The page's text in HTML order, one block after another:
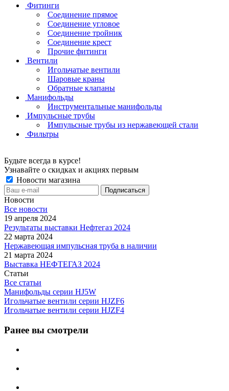
Фитинги
Соединение прямое
Соединение угловое
Соединение тройник
Соединение крест
Прочие фитинги
Вентили
Игольчатые вентили
Шаровые краны
Обратные клапаны
Манифольды
Инструментальные манифольды
Импульсные трубы
Импульсные трубы из нержавеющей стали
Фильтры
Будьте всегда в курсе!
Узнавайте о скидках и акциях первым
Новости магазина
Новости
Все новости
19 апреля 2024
Результаты выставки Нефтегаз 2024
22 марта 2024
Нержавеющая импульсная труба в наличии
21 марта 2024
Выставка НЕФТЕГАЗ 2024
Статьи
Все статьи
Манифольды серии HJ5W
Игольчатые вентили серии HJZF6
Игольчатые вентили серии HJZF4
Ранее вы смотрели